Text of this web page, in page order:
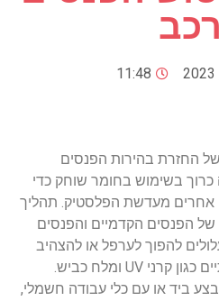
11:48
החזרת בהירות הפנסים
כרוך בשימוש בחומר שוחק כדי
אחרים מעדשת הפלסטיק. תהליך
של הפנסים הקדמיים והפנסים
להפוך לערפל או להצהיב
עם הזמן עקב גורמים סביבתיים כגון קרני UV ומלח כביש.
ביד או עם כלי עבודה חשמלי,